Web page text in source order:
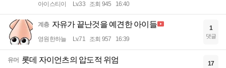
아이스티이 Lv.33 조회 945 16:40
계층 자유가 끝난것을 예견한 아이들
영원한하늘 Lv.71 조회 957 16:39
1
댓글
유머 롯데 자이언츠의 압도적 위엄 17